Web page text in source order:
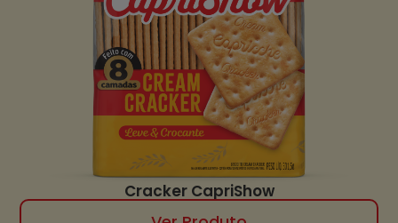
Cracker CapriShow